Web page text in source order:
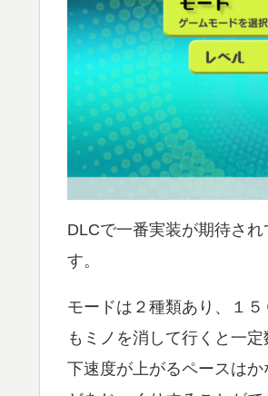
DLCで一番実装が期待さ
す。
モードは２種類あり、１
もミノを消して行くと一
下速度が上がるペースは